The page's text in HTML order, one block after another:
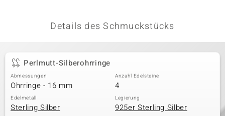
BY DE MELO
Collection
Details des Schmuckstücks
Perlmutt-Silberohrringe
Abmessungen
Ohrringe - 16 mm
Anzahl Edelsteine
4
Edelmetall
Sterling Silber
Legierung
925er Sterling Silber